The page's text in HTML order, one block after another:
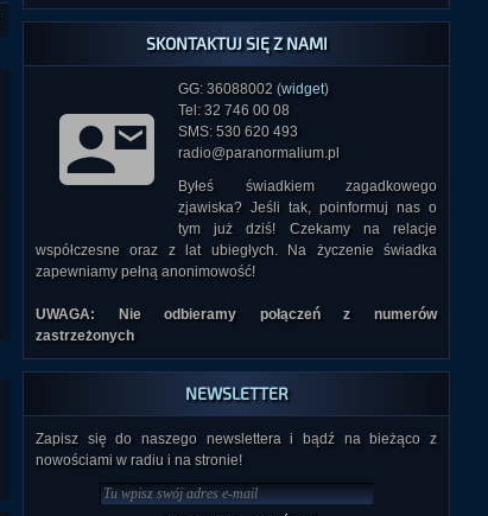
SKONTAKTUJ SIĘ Z NAMI
GG: 36088002 (widget)
Tel: 32 746 00 08
SMS: 530 620 493
radio@paranormalium.pl
Byłeś świadkiem zagadkowego
zjawiska? Jeśli tak, poinformuj nas o
tym już dziś! Czekamy na relacje
współczesne oraz z lat ubiegłych. Na życzenie świadka
zapewniamy pełną anonimowość!
UWAGA: Nie odbieramy połączeń z numerów
zastrzeżonych
NEWSLETTER
Zapisz się do naszego newslettera i bądź na bieżąco z
nowościami w radiu i na stronie!